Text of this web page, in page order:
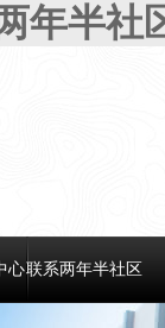
年半社
心联系两年半社区